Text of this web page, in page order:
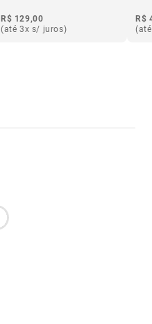
R$ 129,00
(até 3x s/ juros)
R$